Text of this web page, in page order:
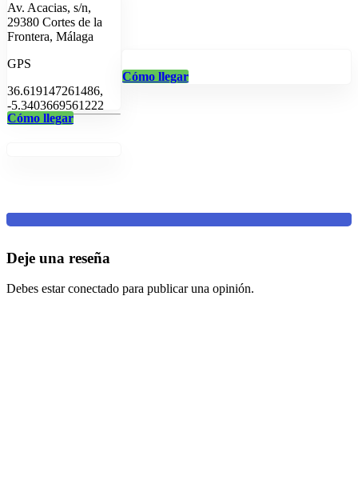
Av. Acacias, s/n,
29380 Cortes de la
Frontera, Málaga
GPS
36.619147261486,
-5.3403669561222
Cómo llegar
Cómo llegar
Deje una reseña
Debes estar conectado para publicar una opinión.